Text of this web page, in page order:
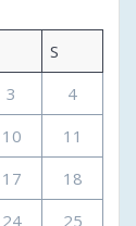
S
3
4
10
11
17
18
24 25